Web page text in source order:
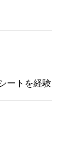
ートを経験